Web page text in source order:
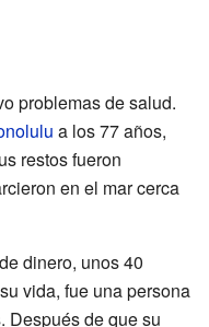
problemas de salud.
a los 77 años,
restos fueron
en el mar cerca
dinero, unos 40
vida, fue una persona
Después de que su